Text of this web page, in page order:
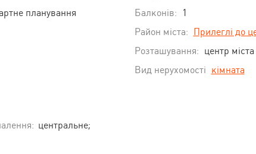
планування
Балконів:
1
Район міста: Прилеглі до
Розташування: центр міста
Вид нерухомості кімната
центральне;